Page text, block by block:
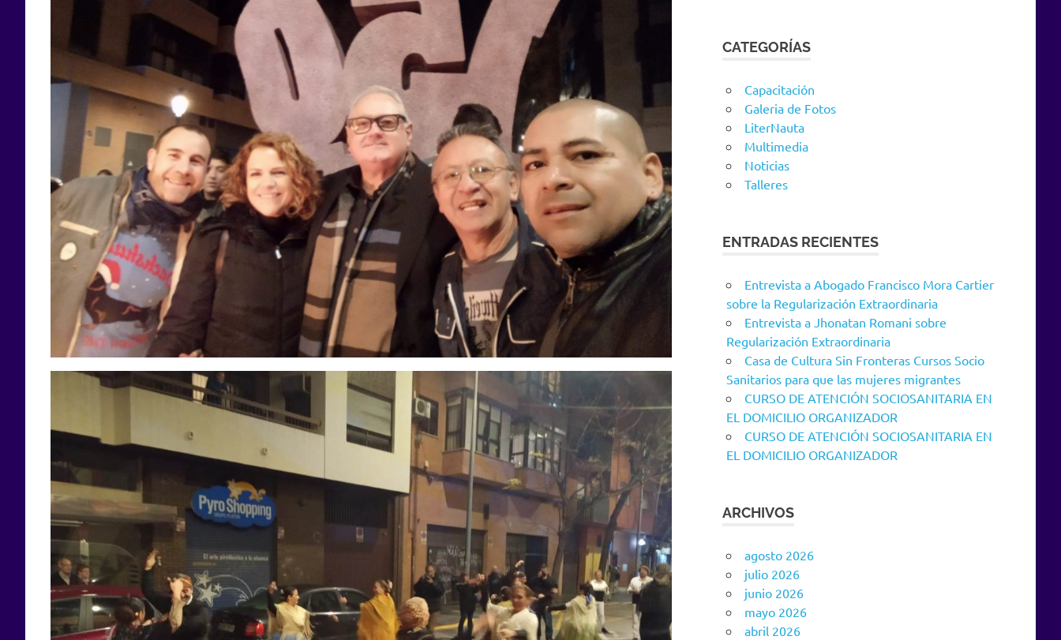
CATEGORÍAS
Capacitación
Galeria de Fotos
LiterNauta
Multimedia
Noticias
Talleres
ENTRADAS RECIENTES
Entrevista a Abogado Francisco Mora Cartier
sobre la Regularización Extraordinaria
Entrevista a Jhonatan Romani sobre
Regularización Extraordinaria
Casa de Cultura Sin Fronteras Cursos Socio
Sanitarios para que las mujeres migrantes
CURSO DE ATENCIÓN SOCIOSANITARIA EN
EL DOMICILIO ORGANIZADOR
CURSO DE ATENCIÓN SOCIOSANITARIA EN
EL DOMICILIO ORGANIZADOR
ARCHIVOS
agosto 2026
julio 2026
junio 2026
mayo 2026
abril 2026